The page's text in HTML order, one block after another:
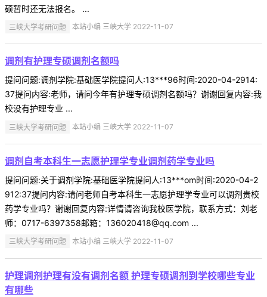
硕暂时还无法报名。 ...
三峡大学考研问题 本站小编 三峡大学 2022-11-07
调剂有护理专硕调剂名额吗
提问问题:调剂学院:基础医学院提问人:13***96时间:2020-04-2914:
37提问内容:老师，请问今年有护理专硕调剂名额吗？谢谢回复内容:我
校没有护理专业 ...
三峡大学考研问题 本站小编 三峡大学 2022-11-07
调剂自考本科生一志愿护理学专业调剂药学专业吗
提问问题:关于调剂学院:基础医学院提问人:13***om时间:2020-04-2
912:37提问内容:请问老师自考本科生一志愿护理学专业可以调剂贵校
药学专业吗？谢谢回复内容:详情请咨询我校医学院，联系方式：刘老
师：0717-6397358邮箱：136020418@qq.com ...
三峡大学考研问题 本站小编 三峡大学 2022-11-07
护理调剂护理有没有调剂名额 护理专硕调剂到学校哪些专业
有哪些